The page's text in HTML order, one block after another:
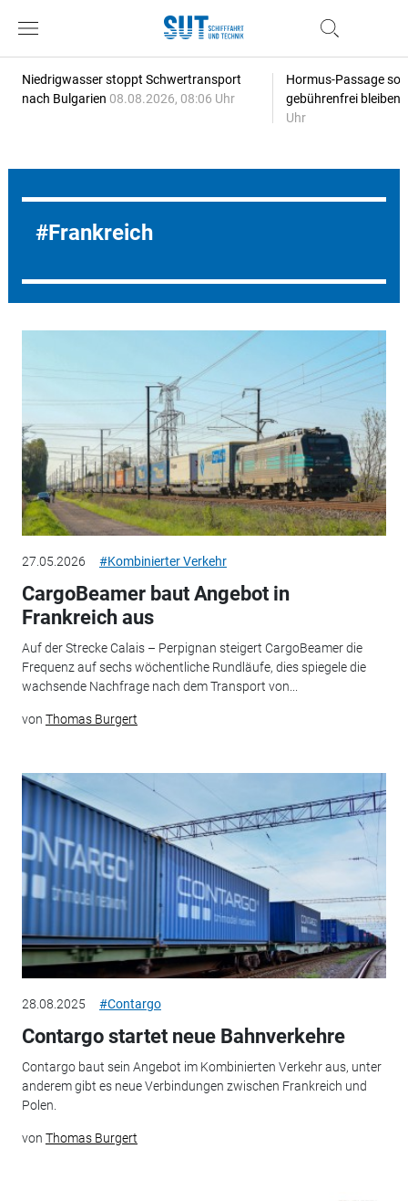
Niedrigwasser stoppt Schwertransport
nach Bulgarien 08.08.2026, 08:06 Uhr
Hormus-Passage
gebührenfrei bleiben
Uhr
Frankreich
27.05.2026 #Kombinierter Verkehr
CargoBeamer baut Angebot in
Frankreich aus
Auf der Strecke Calais – Perpignan steigert CargoBeamer die
Frequenz auf sechs wöchentliche Rundläufe, dies spiegele die
wachsende Nachfrage nach dem Transport von...
von Thomas Burgert
28.08.2025 #Contargo
Contargo startet neue Bahnverkehre
Contargo baut sein Angebot im Kombinierten Verkehr aus, unter
anderem gibt es neue Verbindungen zwischen Frankreich und
Polen.
von Thomas Burgert